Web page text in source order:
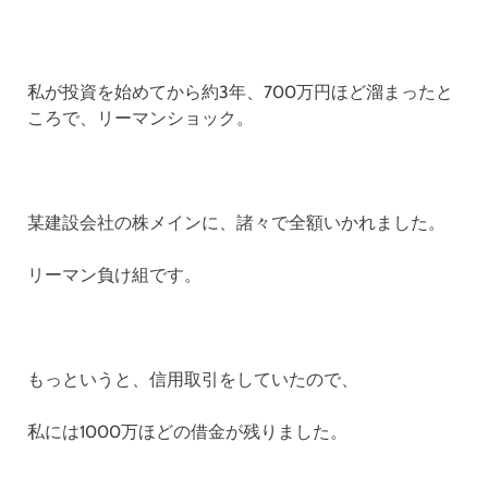
私が投資を始めてから約3年、700万円ほど溜まったと
ころで、リーマンショック。
某建設会社の株メインに、諸々で全額いかれました。
リーマン負け組です。
もっというと、信用取引をしていたので、
私には1000万ほどの借金が残りました。